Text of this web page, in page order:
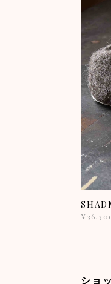
ショ